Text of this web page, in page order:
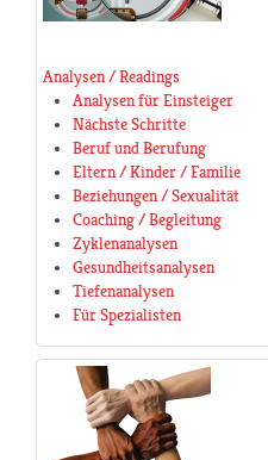
Analysen / Readings
Analysen für Einsteiger
Nächste Schritte
Beruf und Berufung
Eltern / Kinder / Familie
Beziehungen / Sexualität
Coaching / Begleitung
Zyklenanalysen
Gesundheitsanalysen
Tiefenanalysen
Für Spezialisten